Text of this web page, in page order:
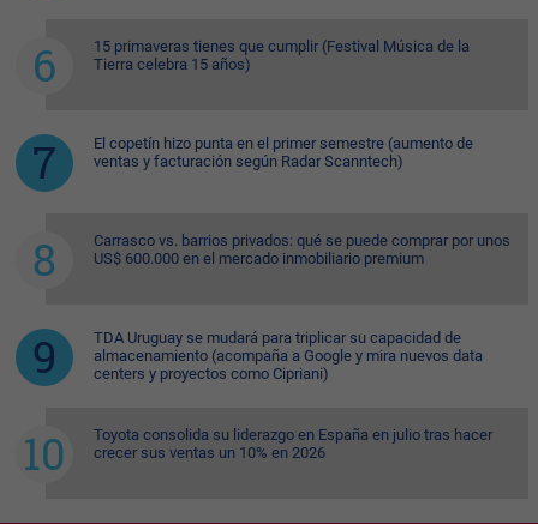
15 primaveras tienes que cumplir (Festival Música de la
Tierra celebra 15 años)
El copetín hizo punta en el primer semestre (aumento de
ventas y facturación según Radar Scanntech)
Carrasco vs. barrios privados: qué se puede comprar por unos
US$ 600.000 en el mercado inmobiliario premium
TDA Uruguay se mudará para triplicar su capacidad de
almacenamiento (acompaña a Google y mira nuevos data
centers y proyectos como Cipriani)
Toyota consolida su liderazgo en España en julio tras hacer
crecer sus ventas un 10% en 2026